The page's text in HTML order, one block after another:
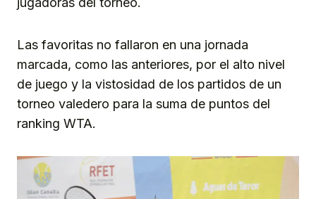
Las favoritas no fallaron en una jornada
marcada, como las anteriores, por el alto nivel
de juego y la vistosidad de los partidos de un
torneo valedero para la suma de puntos del
ranking WTA.